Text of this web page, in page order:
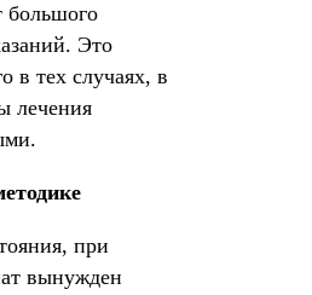
большого
Это
в тех случаях, в
лечения
при
вынужден